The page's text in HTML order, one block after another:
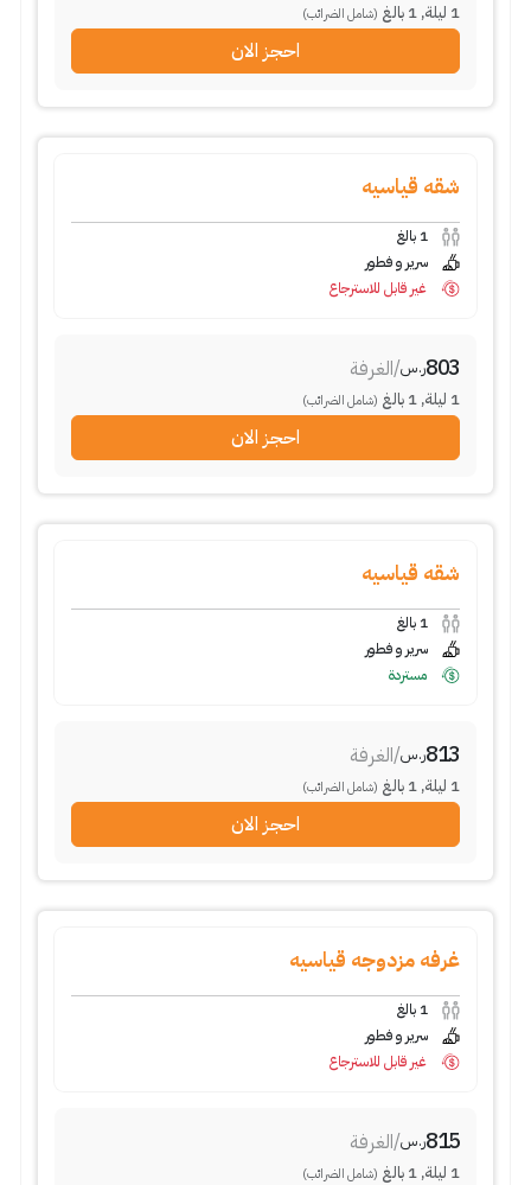
1 ليلة,
1 بالغ (شامل الضرائب)
احجز الان
شقه قياسيه
1 بالغ
سرير و فطور
غير قابل للاسترجاع
803ر.س/الغرفة
1 ليلة,
1 بالغ (شامل الضرائب)
احجز الان
شقه قياسيه
1 بالغ
سرير و فطور
مستردة
813ر.س/الغرفة
1 ليلة,
1 بالغ (شامل الضرائب)
احجز الان
غرفه مزدوجه قياسيه
1 بالغ
سرير و فطور
غير قابل للاسترجاع
815ر.س/الغرفة
1 ليلة,
1 بالغ (شامل الضرائب)